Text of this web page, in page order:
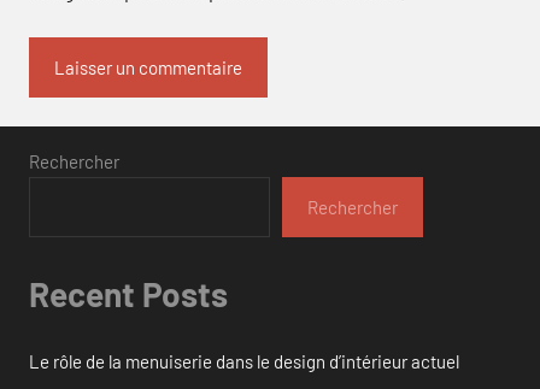
Rechercher
Rechercher
Recent Posts
Le rôle de la menuiserie dans le design d’intérieur actuel